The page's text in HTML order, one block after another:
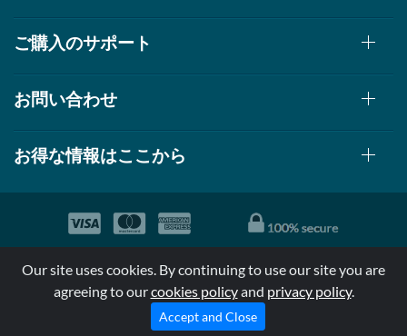
ご購入のサポート
お問い合わせ
お得な情報はここから
*特定商品についての効果効能は米国食品医療局により評価されて
おらず病気の診断、治療、治癒又は予防する事を承認されていま
せん。
Our site uses cookies. By continuing to use our site you are
agreeing to ourcookies policyand privacy policy.
Accept and Close